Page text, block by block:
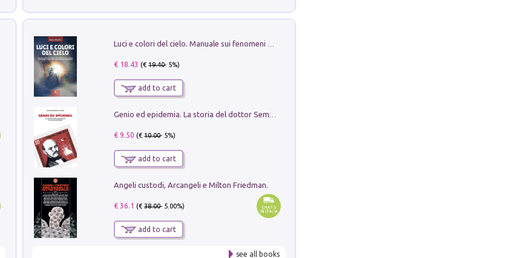
€ 18.43 (€19.40- 5%)
add to cart
€ 9.50 (€10.00- 5%)
add to cart
Angeli custodi, Arcangeli e Milton Friedman.
€ 36.1 (€38.00- 5.00%)
add to cart
see all books